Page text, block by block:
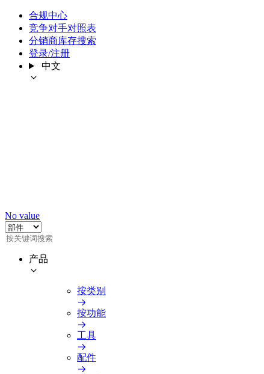
合规中心
竞争对手对照表
分销商库存搜索
登录/注册
中文
No value
产品
按类别
按功能
工具
配件